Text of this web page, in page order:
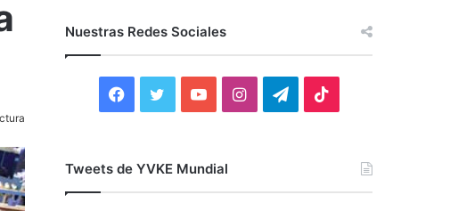
Nuestras Redes Sociales
F
c
i
Y
u
I
T
Tweets de YVKE Mundial